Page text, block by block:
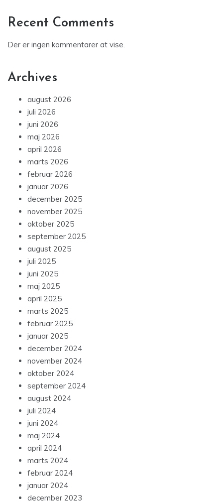
Recent Comments
Der er ingen kommentarer at vise.
Archives
august 2026
juli 2026
juni 2026
maj 2026
april 2026
marts 2026
februar 2026
januar 2026
december 2025
november 2025
oktober 2025
september 2025
august 2025
juli 2025
juni 2025
maj 2025
april 2025
marts 2025
februar 2025
januar 2025
december 2024
november 2024
oktober 2024
september 2024
august 2024
juli 2024
juni 2024
maj 2024
april 2024
marts 2024
februar 2024
januar 2024
december 2023